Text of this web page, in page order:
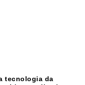
tecnologia da